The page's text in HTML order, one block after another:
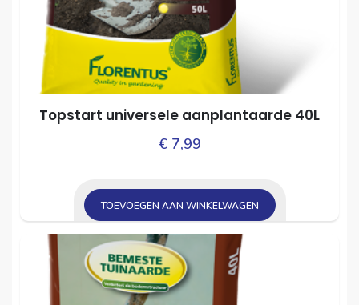
Topstart universele aanplantaarde 40L
€7,99
TOEVOEGEN AAN WINKELWAGEN